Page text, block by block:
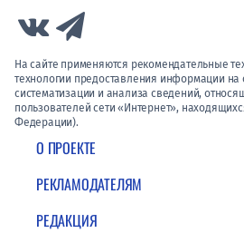
О ПРОЕКТЕ
РЕКЛАМОДАТЕЛЯМ
РЕДАКЦИЯ
Link to Vk
На сайте применяются рекомендательные
технологии предоставления информации на
систематизации и анализа сведений,
пользователей сети «Интернет»,
Федерации).